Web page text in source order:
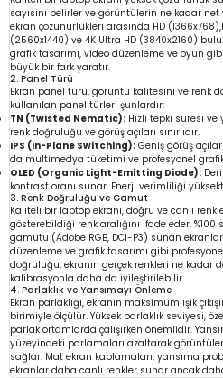
sayısını belirler ve görüntülerin ne kadar
ekran çözünürlükleri arasında HD
(2560x1440) ve 4K Ultra HD (3840x2160)
grafik tasarımı, video düzenleme ve oyun
büyük bir fark yaratır.
2. Panel Türü
Ekran panel türü, görüntü kalitesini ve renk
kullanılan panel türleri şunlardır:
TN (Twisted Nematic): Hızlı tepki süresi
renk doğruluğu ve görüş açıları sınırlıdır.
IPS (In-Plane Switching): Geniş görüş
da multimedya tüketimi ve profesyonel
OLED (Organic Light-Emitting Diode):
kontrast oranı sunar. Enerji verimliliği
3. Renk Doğruluğu ve Gamut
Kaliteli bir laptop ekranı, doğru ve canlı
gösterebildiği renk aralığını ifade eder.
gamutu (Adobe RGB, DCI-P3) sunan
düzenleme ve grafik tasarımı gibi
doğruluğu, ekranın gerçek renkleri ne kadar
kalibrasyonla daha da iyileştirilebilir.
4. Parlaklık ve Yansımayı Önleme
Ekran parlaklığı, ekranın maksimum ışık
birimiyle ölçülür. Yüksek parlaklık seviyesi,
parlak ortamlarda çalışırken önemlidir.
yüzeyindeki parlamaları azaltarak
sağlar. Mat ekran kaplamaları, yansıma
ekranlar daha canlı renkler sunar ancak